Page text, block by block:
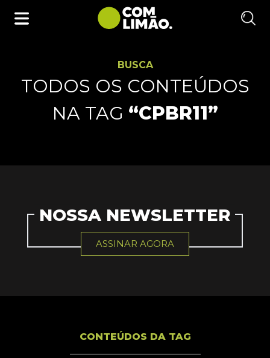
BUSCA
TODOS OS CONTEÚDOS
NA TAG “CPBR11”
NOSSA NEWSLETTER
ASSINAR AGORA
CONTEÚDOS DA TAG